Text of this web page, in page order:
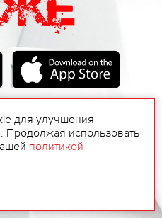
для улучшения
Продолжая использовать
политикой